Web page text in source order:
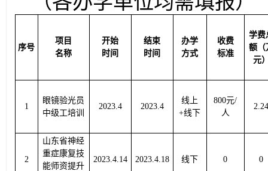
序号
项目
名称
开始
时间
结束
时间
办学
方式
收费
标准
学费
额（
元
1
眼镜验光员
中级工培训
2023.4 2023.4
线上
+线下
800元/
人
2
山东省神经
重症康复技
能师资提升
2023.4.14 2023.4.18 线下 0 0